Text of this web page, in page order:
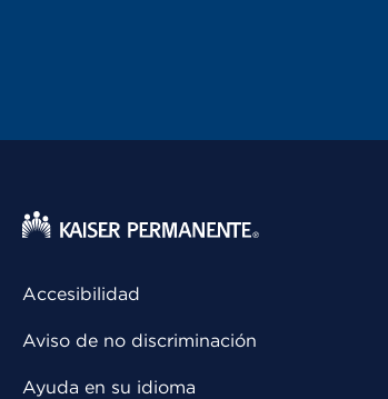
Accesibilidad
Aviso de no discriminación
Ayuda en su idioma